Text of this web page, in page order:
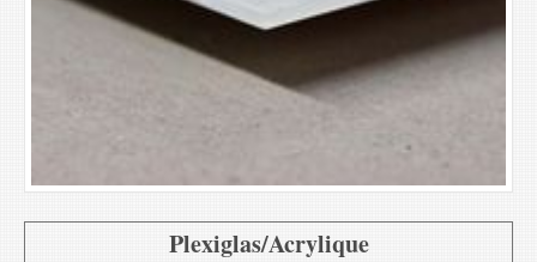
Plexiglas/Acrylique